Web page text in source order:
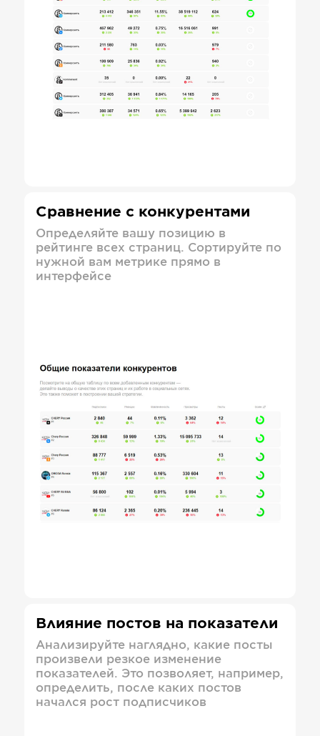
Сравнение с конкурентами
Определяйте вашу позицию в
рейтинге всех страниц. Сортируйте по
нужной вам метрике прямо в
интерфейсе
Влияние постов на показатели
Анализируйте наглядно, какие посты
произвели резкое изменение
показателей. Это позволяет, например,
определить, после каких постов
начался рост подписчиков